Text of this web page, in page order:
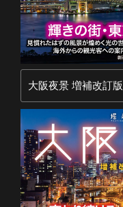
大阪夜景 増補改訂版